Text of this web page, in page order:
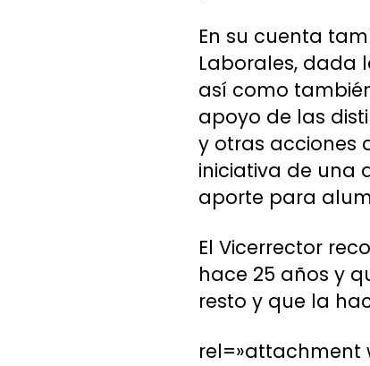
En su cuenta
Laborales, dada
así como
apoyo de las
y otras acciones
iniciativa de una
aporte para
El Vicerrector
hace 25 años y
resto y que la
rel=»attachment